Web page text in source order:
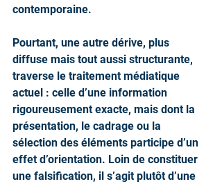
contemporaine.
Pourtant, une autre dérive, plus
diffuse mais tout aussi structurante,
traverse le traitement médiatique
actuel : celle d’une information
rigoureusement exacte, mais dont la
présentation, le cadrage ou la
sélection des éléments participe d’un
effet d’orientation. Loin de constituer
une falsification, il s’agit plutôt d’une